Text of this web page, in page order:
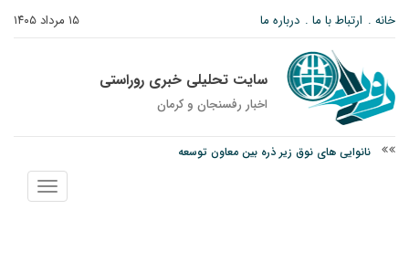
۱۵ مرداد ۱۴۰۵ خانه ارتباط با ما درباره ما
سایت تحلیلی خبری روراستی
اخبار رفسنجان و كرمان
نانوایی های نوق زیر ذره بین معاون توسعه
نمایش
منو